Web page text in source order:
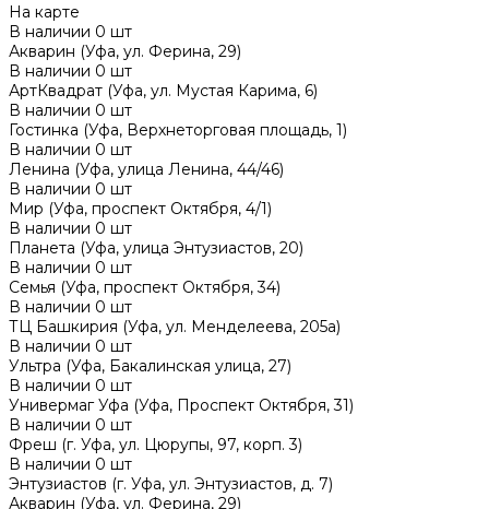
На карте
В наличии 0 шт
Акварин (Уфа, ул. Ферина, 29)
В наличии 0 шт
АртКвадрат (Уфа, ул. Мустая Карима, 6)
В наличии 0 шт
Гостинка (Уфа, Верхнеторговая площадь, 1)
В наличии 0 шт
Ленина (Уфа, улица Ленина, 44/46)
В наличии 0 шт
Мир (Уфа, проспект Октября, 4/1)
В наличии 0 шт
Планета (Уфа, улица Энтузиастов, 20)
В наличии 0 шт
Семья (Уфа, проспект Октября, 34)
В наличии 0 шт
ТЦ Башкирия (Уфа, ул. Менделеева, 205а)
В наличии 0 шт
Ультра (Уфа, Бакалинская улица, 27)
В наличии 0 шт
Универмаг Уфа (Уфа, Проспект Октября, 31)
В наличии 0 шт
Фреш (г‌. Уфа, ул. Цюрупы, 97, корп. 3)
В наличии 0 шт
Энтузиастов (г. Уфа, ул. Энтузиастов, д. 7)
Акварин (Уфа, ул. Ферина, 29)